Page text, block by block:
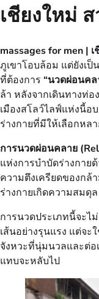
เชียงใหม่
massages for men |
ภูเขาโอบล้อม แต่ยังเ
ที่ต้องการ “นวดผ่อนคล
ล้า หลังจากเดินทางท่
เมืองสโลว์ไลฟ์แห่งนี้อ
ร่างกายที่มีให้เลือกหล
การนวดผ่อนคลาย
แห่งการบำบัดร่างกาย
ความตึงเครียดของกล้
ร่างกายเกิดความสมดุล
การนวดประเภทนี้จะไ
เส้นอย่างรุนแรง แต่จ
จังหวะที่นุ่มนวลและต่อ
แทบจะหลับไป